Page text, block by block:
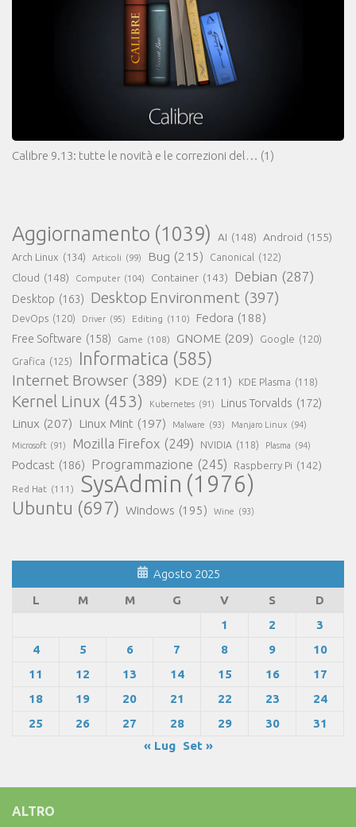
Calibre 9.13: tutte le novità e le correzioni del… (1)
Aggiornamento (1039) AI (148) Android (155)
Arch Linux (134) Articoli (99) Bug (215) Canonical (122)
Cloud (148) Computer (104) Container (143) Debian (287)
Desktop (163) Desktop Environment (397)
DevOps (120) Driver (95) Editing (110) Fedora (188)
Free Software (158) Game (108) GNOME (209) Google (120)
Grafica (125) Informatica (585)
Internet Browser (389) KDE (211) KDE Plasma (118)
Kernel Linux (453) Kubernetes (91) Linus Torvalds (172)
Linux (207) Linux Mint (197) Malware (93) Manjaro Linux (94)
Microsoft (91) Mozilla Firefox (249) NVIDIA (118) Plasma (94)
Podcast (186) Programmazione (245) Raspberry Pi (142)
Red Hat (111) SysAdmin (1976)
Ubuntu (697) Windows (195) Wine (93)
Agosto 2025
L
M M G V S
D
1
2
3
4
5 6 7 8 9
10
11
12 13 14 15 16
17
18
19 20 21 22 23
24
25
26 27 28 29 30
31
« Lug
Set »
ALTRO